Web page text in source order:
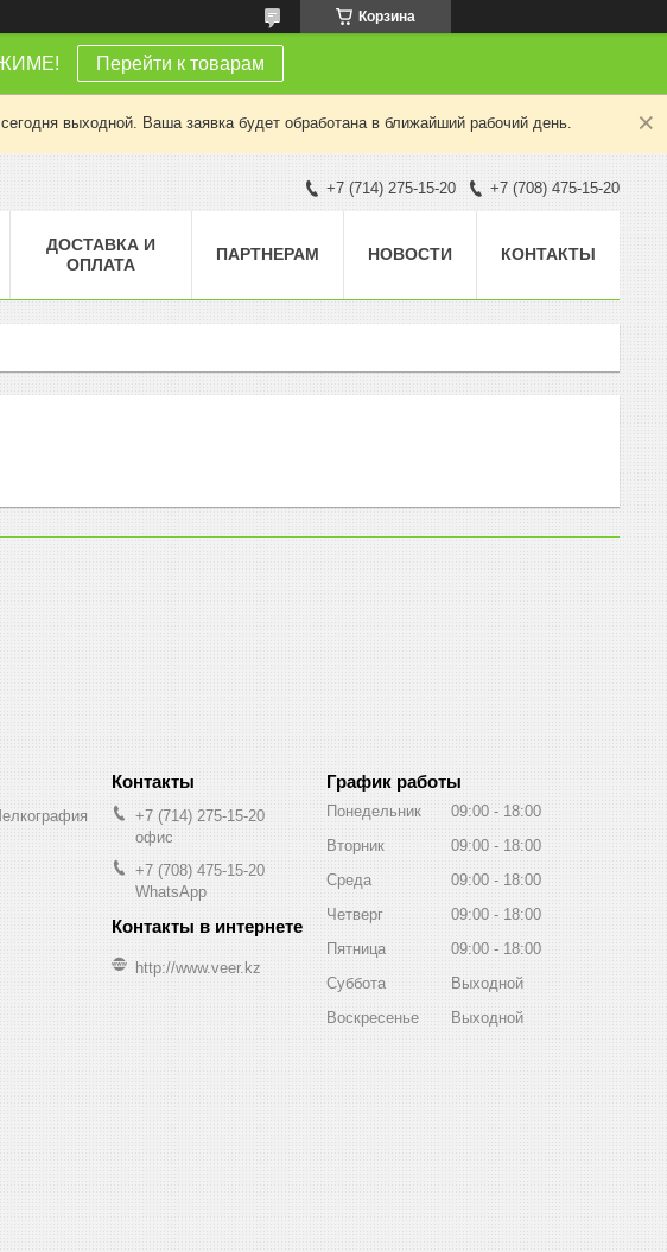
Корзина
Перейти к товарам
выходной. Ваша заявка будет обработана в ближайший рабочий день.
+7 (714) 275-15-20 +7 (708) 475-15-20
ДОСТАВКА И
ОПЛАТА
ПАРТНЕРАМ НОВОСТИ КОНТАКТЫ
+7 (714) 275-15-20
офис
+7 (708) 475-15-20
WhatsApp
http://www.veer.kz
График работы
Понедельник 09:00
18:00
Вторник
09:00
18:00
Среда
09:00
18:00
Четверг
09:00
18:00
Пятница
09:00
18:00
Суббота
Выходной
Воскресенье
Выходной